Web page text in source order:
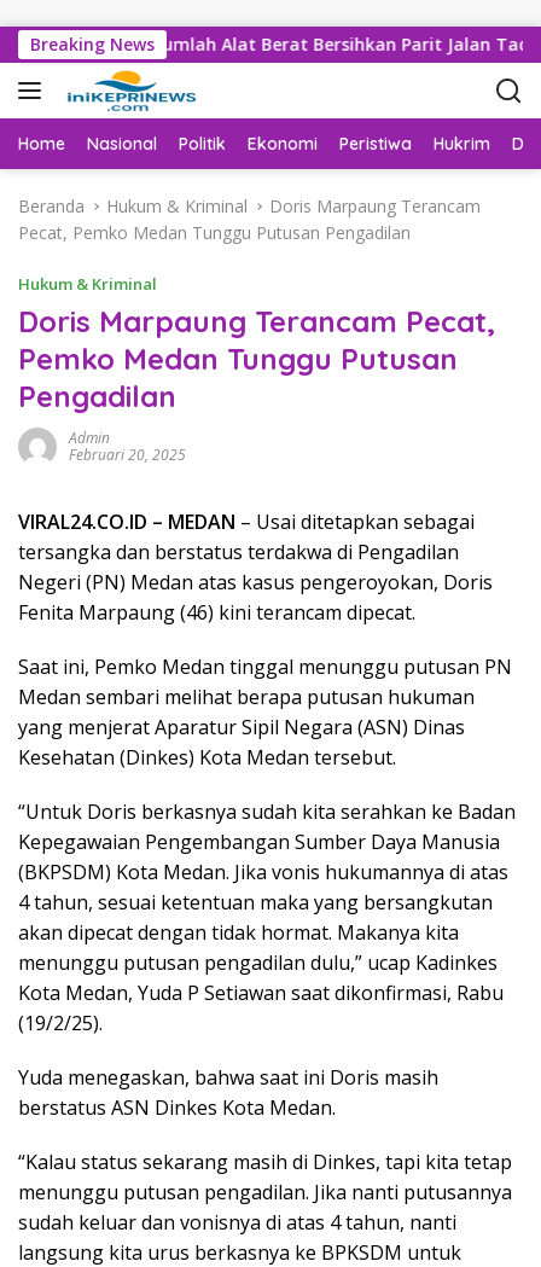
Breaking News
Kerahkan Sejumlah Alat Berat Bersihkan Parit Jalan
Home Nasional Politik Ekonomi Peristiwa Hukrim
Beranda Hukum & Kriminal
Doris Marpaung Terancam
Pecat, Pemko Medan Tunggu Putusan Pengadilan
Hukum & Kriminal
Doris Marpaung Terancam Pecat,
Pemko Medan Tunggu Putusan
Pengadilan
Admin
Februari 20, 2025
VIRAL24.CO.ID – MEDAN – Usai ditetapkan sebagai
tersangka dan berstatus terdakwa di Pengadilan
Negeri (PN) Medan atas kasus pengeroyokan, Doris
Fenita Marpaung (46) kini terancam dipecat.
Saat ini, Pemko Medan tinggal menunggu putusan PN
Medan sembari melihat berapa putusan hukuman
yang menjerat Aparatur Sipil Negara (ASN) Dinas
Kesehatan (Dinkes) Kota Medan tersebut.
“Untuk Doris berkasnya sudah kita serahkan ke Badan
Kepegawaian Pengembangan Sumber Daya Manusia
(BKPSDM) Kota Medan. Jika vonis hukumannya di atas
4 tahun, sesuai ketentuan maka yang bersangkutan
akan dipecat dengan tidak hormat. Makanya kita
menunggu putusan pengadilan dulu,” ucap Kadinkes
Kota Medan, Yuda P Setiawan saat dikonfirmasi, Rabu
(19/2/25).
Yuda menegaskan, bahwa saat ini Doris masih
berstatus ASN Dinkes Kota Medan.
“Kalau status sekarang masih di Dinkes, tapi kita tetap
menunggu putusan pengadilan. Jika nanti putusannya
sudah keluar dan vonisnya di atas 4 tahun, nanti
langsung kita urus berkasnya ke BPKSDM untuk